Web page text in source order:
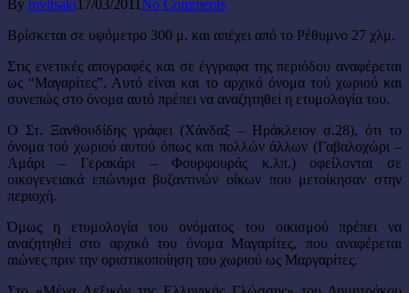
By mvitsaki17/03/2011No Comments
Βρίσκεται σε υψόμετρο 300 μ. και απέχει από το Ρέθυμνο 27 χλμ.
Στις ενετικές απογραφές και σε έγγραφα της περιόδου αναφέρεται
ως “Μαγαρίτες”. Αυτό είναι και το αρχικό όνομα τού χωριού και
συνεπώς στο όνομα αυτό πρέπει να αναζητηθεί η ετυμολογία του.
Ο Στ. Ξανθουδίδης γράφει (Χάνδαξ – Ηράκλειον σ.28), ότι το
όνομα τού χωριού αυτού όπως και πολλών άλλων (Γαβαλοχώρι –
Αμάρι – Γερακάρι – Φουρφουράς κ.λπ.) οφείλονται σε
οικογενειακά επώνυμα βυζαντινών οίκων που μετοίκησαν στην
περιοχή.
Όμως η ετυμολογία του ονόματος του οικισμού πρέπει να
αναζητηθεί στο αρχικό του όνομα Μαγαρίτες, που αναφέρεται
αιώνες πριν την οριστικοποίηση του χωριού ως Μαργαρίτες.